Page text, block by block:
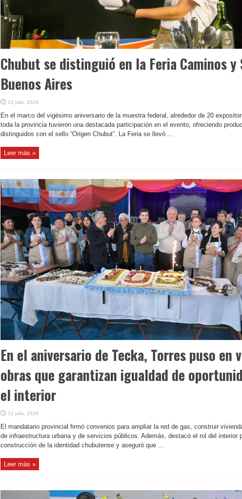
Chubut se distinguió en la Feria Caminos y
Buenos Aires
15 julio, 2026
En el marco del vigésimo aniversario de la muestra federal, alrededor de 20
toda la provincia tuvieron una destacada participación en el evento, ofreciendo
distinguidos con el sello “Origen Chubut”. La Feria se llevó ...
Leer más »
En el aniversario de Tecka, Torres puso en
obras que garantizan igualdad de
el interior
12 julio, 2026
El mandatario provincial firmó convenios para ampliar la red de gas, construir
de infraestructura urbana y de servicios públicos. Además, destacó el rol del interior
construcción de la identidad chubutense y aseguró que ...
Leer más »